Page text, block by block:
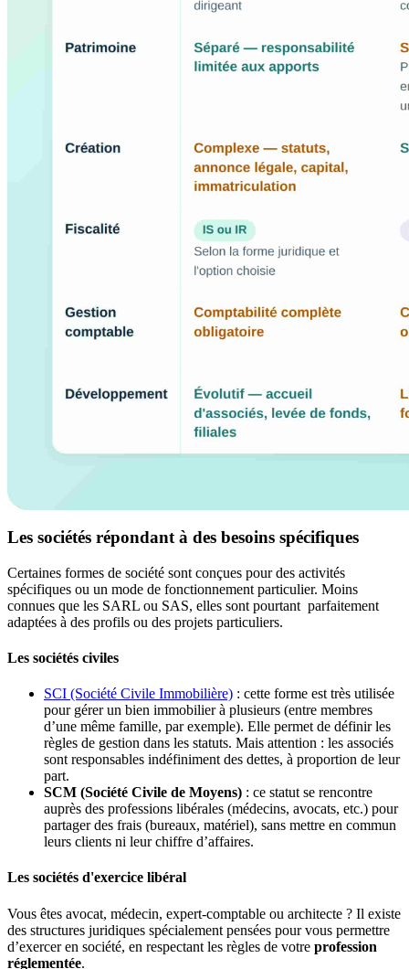
Les sociétés répondant à des besoins spécifiques
Certaines formes de société sont conçues pour des activités
spécifiques ou un mode de fonctionnement particulier. Moins
connues que les SARL ou SAS, elles sont pourtant parfaitement
adaptées à des profils ou des projets particuliers.
Les sociétés civiles
SCI (Société Civile Immobilière) : cette forme est très utilisée
pour gérer un bien immobilier à plusieurs (entre membres
d’une même famille, par exemple). Elle permet de définir les
règles de gestion dans les statuts. Mais attention : les associés
sont responsables indéfiniment des dettes, à proportion de leur
part.
SCM (Société Civile de Moyens) : ce statut se rencontre
auprès des professions libérales (médecins, avocats, etc.) pour
partager des frais (bureaux, matériel), sans mettre en commun
leurs clients ni leur chiffre d’affaires.
Les sociétés d'exercice libéral
Vous êtes avocat, médecin, expert-comptable ou architecte ? Il existe
des structures juridiques spécialement pensées pour vous permettre
d’exercer en société, en respectant les règles de votre profession
réglementée.